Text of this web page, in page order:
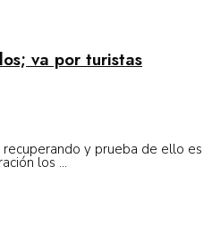
va por turistas
y prueba de ello es
los ...